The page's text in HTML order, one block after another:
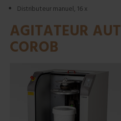
Distributeur manuel, 16 x
AGITATEUR
COROB